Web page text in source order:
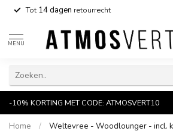
Tot14 dagen retourrecht
MENU
-10% KORTING MET CODE: ATMOSVERT10
Home / Weltevree - Woodlounger - incl.